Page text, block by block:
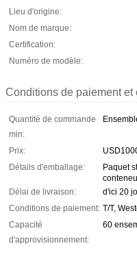
Lieu d'origine:
Nom de marque:
Certification:
Numéro de modèle:
Conditions de paiement et
Quantité de commande
min:
Prix:
Détails d'emballage:
Paquet
Délai de livraison:
d'ici 20
Conditions de paiement: T/T,
Capacité
d'approvisionnement:
60